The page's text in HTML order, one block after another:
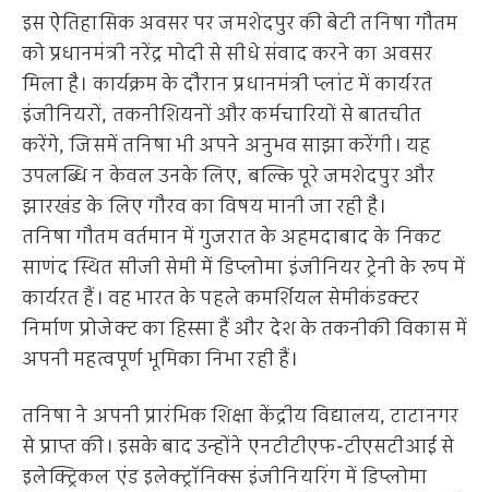
इस ऐतिहासिक अवसर पर जमशेदपुर की बेटी तनिषा गौतम
को प्रधानमंत्री नरेंद्र मोदी से सीधे संवाद करने का अवसर
मिला है। कार्यक्रम के दौरान प्रधानमंत्री प्लांट में कार्यरत
इंजीनियरों, तकनीशियनों और कर्मचारियों से बातचीत
करेंगे, जिसमें तनिषा भी अपने अनुभव साझा करेंगी। यह
उपलब्धि न केवल उनके लिए, बल्कि पूरे जमशेदपुर और
झारखंड के लिए गौरव का विषय मानी जा रही है।
तनिषा गौतम वर्तमान में गुजरात के अहमदाबाद के निकट
साणंद स्थित सीजी सेमी में डिप्लोमा इंजीनियर ट्रेनी के रूप में
कार्यरत हैं। वह भारत के पहले कमर्शियल सेमीकंडक्टर
निर्माण प्रोजेक्ट का हिस्सा हैं और देश के तकनीकी विकास में
अपनी महत्वपूर्ण भूमिका निभा रही हैं।
तनिषा ने अपनी प्रारंभिक शिक्षा केंद्रीय विद्यालय, टाटानगर
से प्राप्त की। इसके बाद उन्होंने एनटीटीएफ-टीएसटीआई से
इलेक्ट्रिकल एंड इलेक्ट्रॉनिक्स इंजीनियरिंग में डिप्लोमा